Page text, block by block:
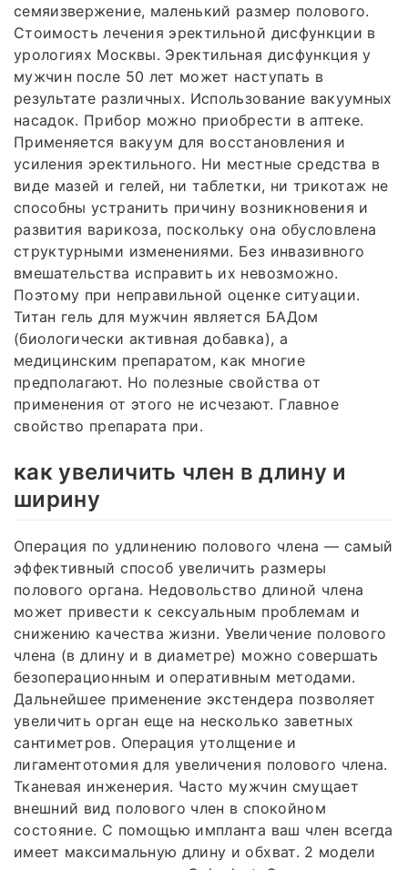
семяизвержение, маленький размер полового.
Стоимость лечения эректильной дисфункции в
урологиях Москвы. Эректильная дисфункция у
мужчин после 50 лет может наступать в
результате различных. Использование вакуумных
насадок. Прибор можно приобрести в аптеке.
Применяется вакуум для восстановления и
усиления эректильного. Ни местные средства в
виде мазей и гелей, ни таблетки, ни трикотаж не
способны устранить причину возникновения и
развития варикоза, поскольку она обусловлена
структурными изменениями. Без инвазивного
вмешательства исправить их невозможно.
Поэтому при неправильной оценке ситуации.
Титан гель для мужчин является БАДом
(биологически активная добавка), а
медицинским препаратом, как многие
предполагают. Но полезные свойства от
применения от этого не исчезают. Главное
свойство препарата при.
как увеличить член в длину и
ширину
Операция по удлинению полового члена — самый
эффективный способ увеличить размеры
полового органа. Недовольство длиной члена
может привести к сексуальным проблемам и
снижению качества жизни. Увеличение полового
члена (в длину и в диаметре) можно совершать
безоперационным и оперативным методами.
Дальнейшее применение экстендера позволяет
увеличить орган еще на несколько заветных
сантиметров. Операция утолщение и
лигаментотомия для увеличения полового члена.
Тканевая инженерия. Часто мужчин смущает
внешний вид полового член в спокойном
состояние. С помощью импланта ваш член всегда
имеет максимальную длину и обхват. 2 модели